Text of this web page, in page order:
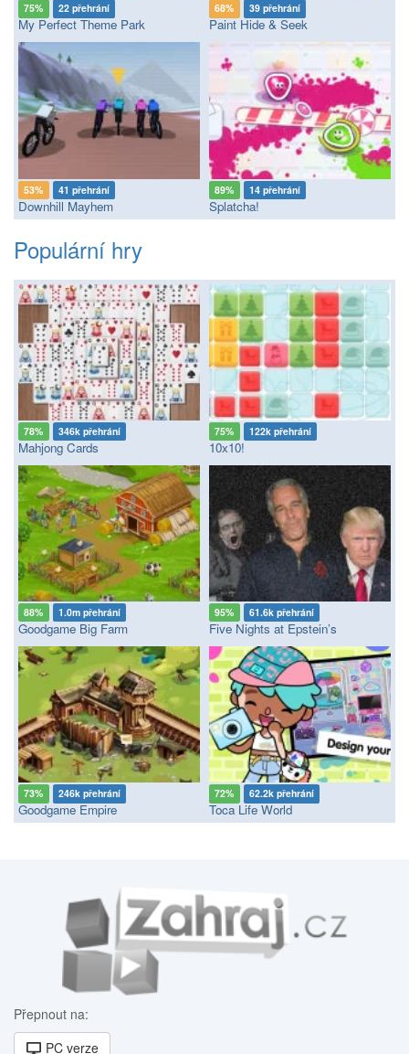
75% 22 přehrání
My Perfect Theme Park
68% 39 přehrání
Paint Hide & Seek
53% 41 přehrání
Downhill Mayhem
89% 14 přehrání
Splatcha!
Populární hry
78% 346k přehrání
Mahjong Cards
75% 122k přehrání
10x10!
88% 1.0m přehrání
Goodgame Big Farm
95% 61.6k přehrání
Five Nights at Epstein’s
73% 246k přehrání
Goodgame Empire
72% 62.2k přehrání
Toca Life World
Přepnout na:
PC verze